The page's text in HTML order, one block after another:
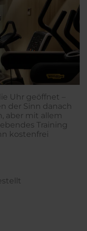
Uhr geöffnet –
der Sinn danach
aber mit allem
Training
kostenfrei